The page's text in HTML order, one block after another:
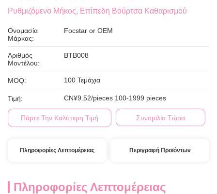
Ρυθμιζόμενο Μήκος, Επίπεδη Βούρτσα Καθαρισμού
Ονομασία
Μάρκας:
Focstar or OEM
Αριθμός
Μοντέλου:
BTB008
MOQ: 100 Τεμάχια
Τιμή: CN¥9.52/pieces 100-1999 pieces
Πάρτε Την Καλύτερη Τιμή Συνομιλία Τώρα
Πληροφορίες Λεπτομέρειας Περιγραφή Προϊόντων
Πληροφορίες Λεπτομέρειας